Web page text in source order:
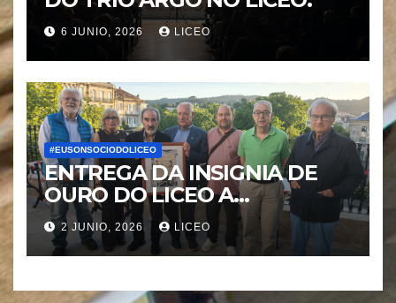
g
a
t
o
n
6 JUNIO, 2026 LICEO
#EUSONSOCIODOLICEO
ENTREGA DA INSIGNIA DE
OURO DO LICEO A
FRANCISCO NOVOA
RODRIGUEZ
2 JUNIO, 2026 LICEO